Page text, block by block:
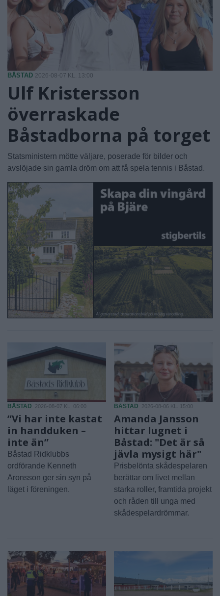
BÅSTAD 2026-08-07 KL. 13:00
Ulf Kristersson
överraskade
Båstadborna på torget
Statsministern mötte väljare, poserade för bilder och
avslöjade sin gamla dröm om att få spela tennis i Båstad.
BÅSTAD 2026-08-07 KL. 06:00
”Vi har inte kastat
in handduken –
inte än”
Båstad Ridklubbs
ordförande Kenneth
Aronsson ger sin syn på
läget i föreningen.
BÅSTAD 2026-08-06 KL. 15:00
Amanda Jansson
hittar lugnet i
Båstad: "Det är så
jävla mysigt här"
Prisbelönta skådespelaren
berättar om livet mellan
starka roller, framtida projekt
och råden till unga med
skådespelardrömmar.